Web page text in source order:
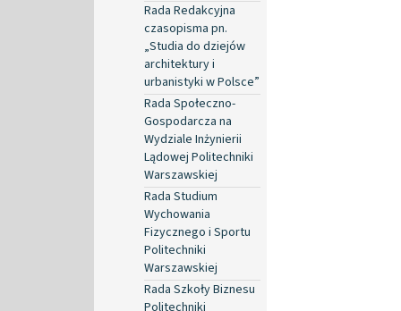
Rada Redakcyjna
czasopisma pn.
„Studia do dziejów
architektury i
urbanistyki w Polsce”
Rada Społeczno-
Gospodarcza na
Wydziale Inżynierii
Lądowej Politechniki
Warszawskiej
Rada Studium
Wychowania
Fizycznego i Sportu
Politechniki
Warszawskiej
Rada Szkoły Biznesu
Politechniki